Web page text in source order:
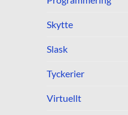
Skytte
Slask
Tyckerier
Virtuellt